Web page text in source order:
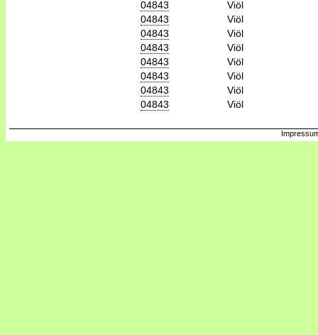
04843
Viöl
04843
Viöl
04843
Viöl
04843
Viöl
04843
Viöl
04843
Viöl
04843
Viöl
04843
Viöl